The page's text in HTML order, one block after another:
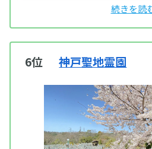
6位 神戸聖地霊園